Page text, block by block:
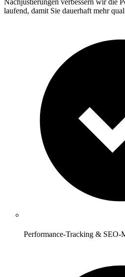
laufend, damit Sie dauerhaft mehr
Performance-Tracking & SEO-